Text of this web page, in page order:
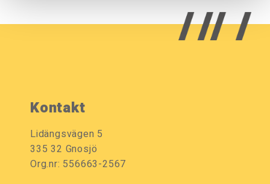
Kontakt
Lidängsvägen 5
335 32 Gnosjö
Org.nr: 556663-2567